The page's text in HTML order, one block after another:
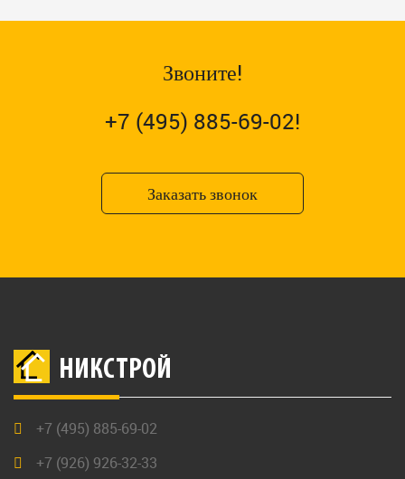
Звоните!
+7 (495) 885-69-02!
Заказать звонок
НИКСТРОЙ
+7 (495) 885-69-02
+7 (926) 926-32-33